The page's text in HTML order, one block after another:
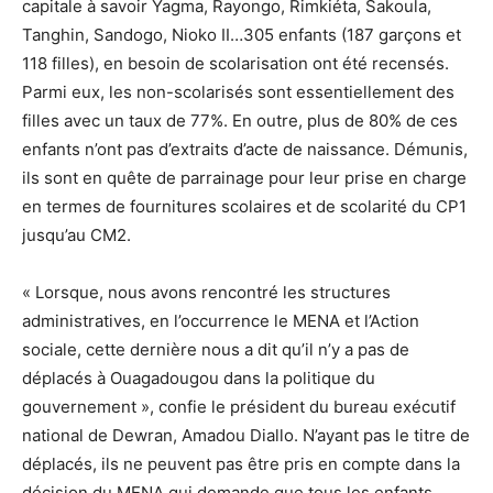
capitale à savoir Yagma, Rayongo, Rimkiéta, Sakoula,
Tanghin, Sandogo, Nioko II…305 enfants (187 garçons et
118 filles), en besoin de scolarisation ont été recensés.
Parmi eux, les non-scolarisés sont essentiellement des
filles avec un taux de 77%. En outre, plus de 80% de ces
enfants n’ont pas d’extraits d’acte de naissance. Démunis,
ils sont en quête de parrainage pour leur prise en charge
en termes de fournitures scolaires et de scolarité du CP1
jusqu’au CM2.
« Lorsque, nous avons rencontré les structures
administratives, en l’occurrence le MENA et l’Action
sociale, cette dernière nous a dit qu’il n’y a pas de
déplacés à Ouagadougou dans la politique du
gouvernement », confie le président du bureau exécutif
national de Dewran, Amadou Diallo. N’ayant pas le titre de
déplacés, ils ne peuvent pas être pris en compte dans la